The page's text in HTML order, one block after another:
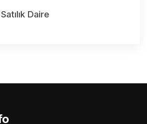
Daire